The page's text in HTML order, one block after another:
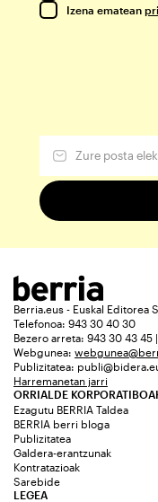
Izena ematean
Berria.eus - Euskal Editorea
Telefonoa: 943 30 40 30
Bezero arreta: 943 30 43 45
Webgunea:
Publizitatea:
Harremanetan jarri
ORRIALDE
Ezagutu BERRIA Taldea
BERRIA berri bloga
Publizitatea
Galdera-erantzunak
Kontratazioak
Sarebide
LEGEA